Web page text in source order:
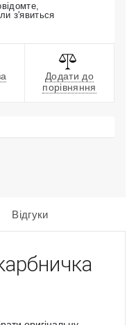
з'явиться
Додати до
порівняння
Відгуки